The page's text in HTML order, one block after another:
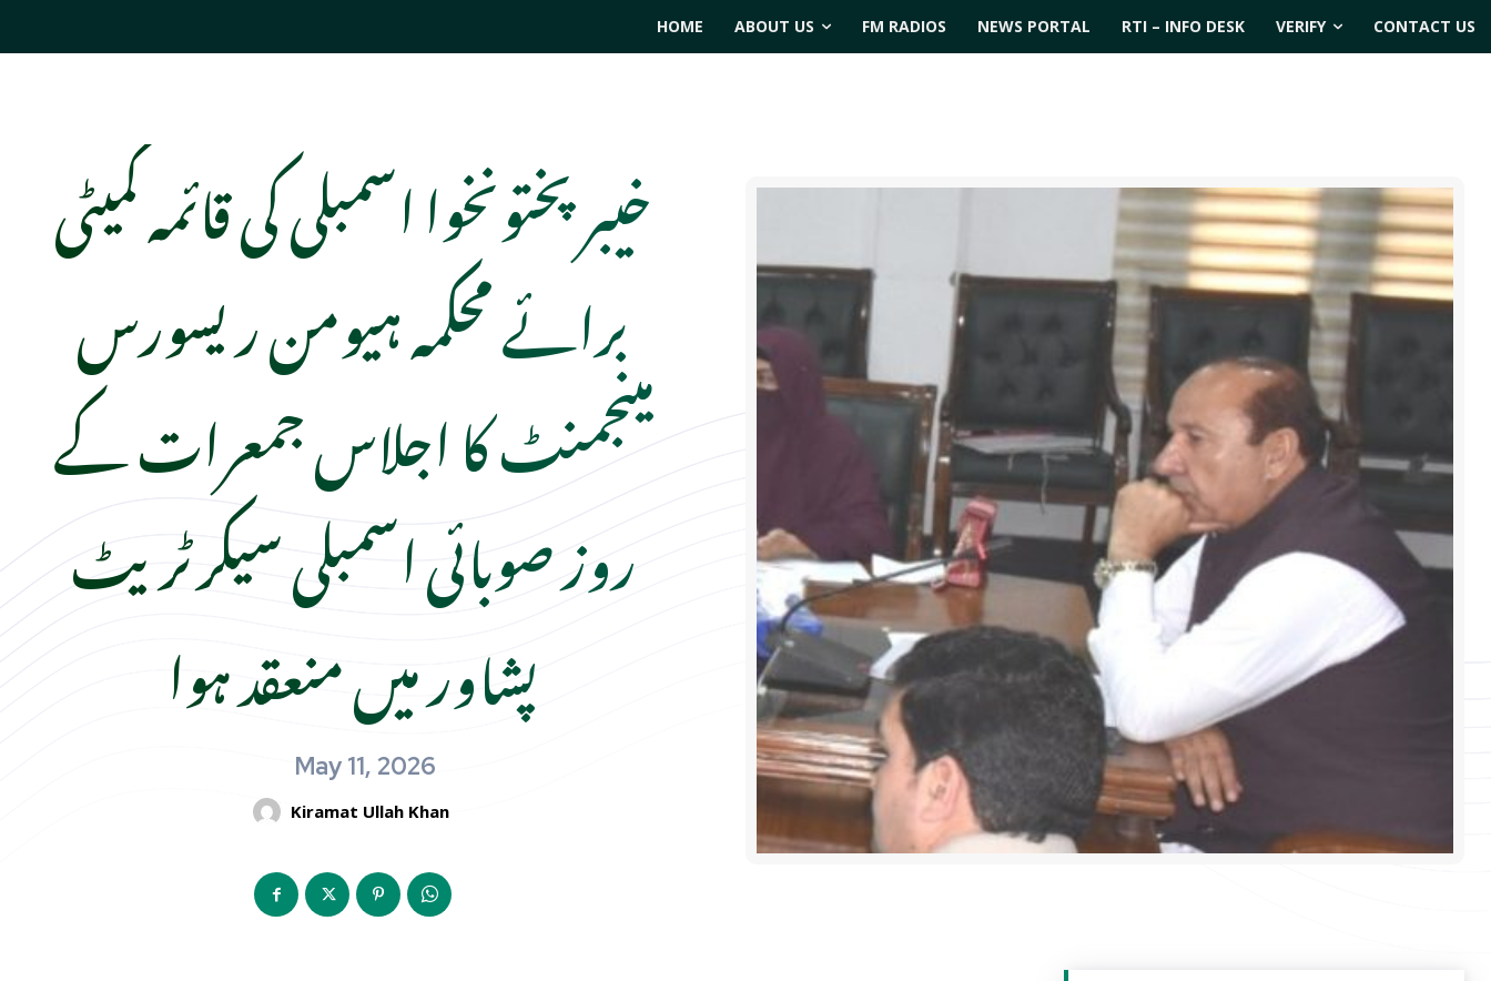
HOME ABOUT US FM RADIOS NEWS PORTAL RTI – INFO DESK VERIFY CONTACT US
خیبر پختونخوا اسمبلی کی قائمہ کمیٹی
برائے محکمہ ہیومن ریسورس
مینجمنٹ کا اجلاس جمعرات کے
روز صوبائی اسمبلی سیکرٹریٹ
پشاور میں منعقد ہوا
May 11, 2026
Kiramat Ullah Khan